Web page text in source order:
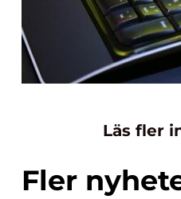
Läs fler
Fler